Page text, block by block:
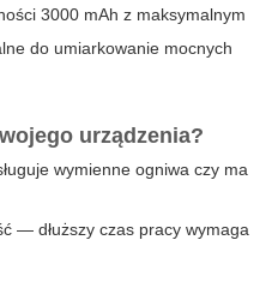
3000 mAh z maksymalnym
do umiarkowanie mocnych
urządzenia?
wymienne ogniwa czy ma
— dłuższy czas pracy wymaga